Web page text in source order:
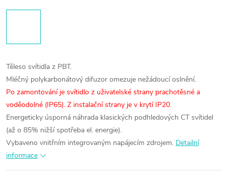
Těleso svítidla z PBT.
Mléčný polykarbonátový difuzor omezuje nežádoucí oslnění.
Po zamontování je svítidlo z uživatelské strany prachotěsné a
voděodolné (IP65). Z instalační strany je v krytí IP20.
Energeticky úsporná náhrada klasických podhledových CT svítidel
(až o 85% nižší spotřeba el. energie).
Vybaveno vnitřním integrovaným napájecím zdrojem. Detailní
informace